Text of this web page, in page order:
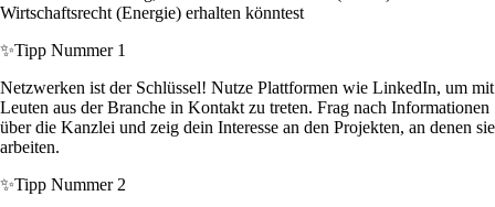
Wirtschaftsrecht (Energie) erhalten könntest
✨Tipp Nummer 1
Netzwerken ist der Schlüssel! Nutze Plattformen wie LinkedIn, um mit
Leuten aus der Branche in Kontakt zu treten. Frag nach Informationen
über die Kanzlei und zeig dein Interesse an den Projekten, an denen sie
arbeiten.
✨Tipp Nummer 2